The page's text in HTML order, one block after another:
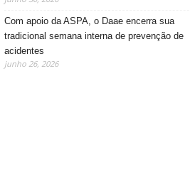
Com apoio da ASPA, o Daae encerra sua
tradicional semana interna de prevenção de
acidentes
junho 26, 2026